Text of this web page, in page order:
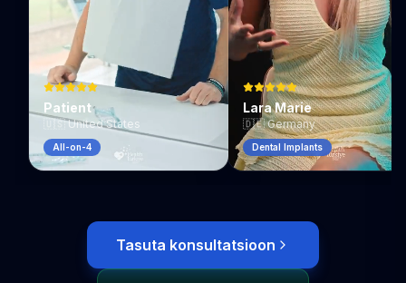
Patient
🇺🇸 United States
All-on-4
Lara Marie
🇩🇪 Germany
Dental Implants
Tasuta konsultatsioon